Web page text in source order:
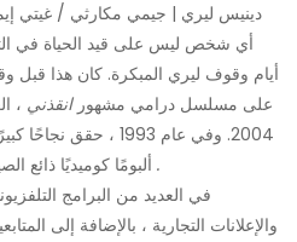
دينيس ليري | جيمي مكارثي / غيتي
أي شخص ليس على قيد الحياة في
أيام وقوف ليري المبكرة. كان هذا
على مسلسل درامي مشهورانقذني ،
2004. وفي عام 1993 ،
ألبومًا كوميديًا ذائع .
والإعلانات التجارية ، بالإضافة إلى